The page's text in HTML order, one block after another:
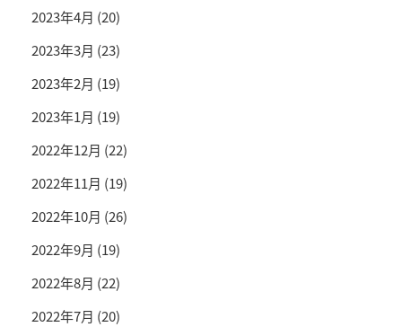
2023年4月 (20)
2023年3月 (23)
2023年2月 (19)
2023年1月 (19)
2022年12月 (22)
2022年11月 (19)
2022年10月 (26)
2022年9月 (19)
2022年8月 (22)
2022年7月 (20)